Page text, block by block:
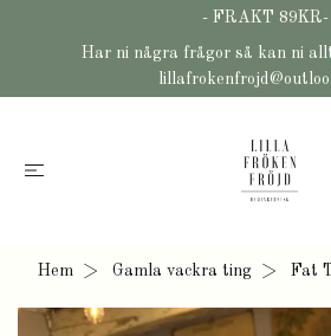
- FRAKT 89KR-
Har ni några frågor så kan ni
Hem Gamla vackra ting Fat